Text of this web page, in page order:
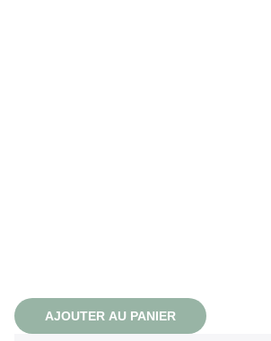
AJOUTER AU PANIER